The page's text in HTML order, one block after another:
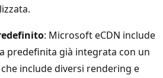
: Microsoft eCDN include
predefinita già integrata con un
include diversi rendering e